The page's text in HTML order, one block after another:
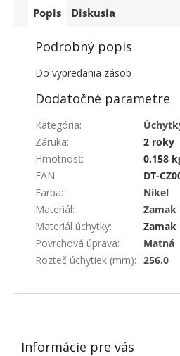
Popis Diskusia
Podrobný popis
Do vypredania zásob
Dodatočné parametre
Kategória:
Záruka:
2 roky
Hmotnosť:
0.158
EAN:
DT-
Farba:
Nikel
Materiál:
Zamak
Materiál úchytky:
Zamak
Povrchová úprava:
Matná
Rozteč úchytiek (mm): 256.0
ZÁPÄTIE
Informácie pre vás